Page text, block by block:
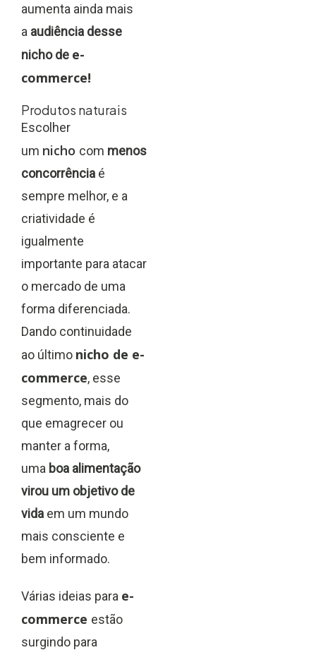
aumenta ainda mais
a audiência desse
nicho de e-
commerce!
Produtos naturais
Escolher
um nicho com menos
concorrência é
sempre melhor, e a
criatividade é
igualmente
importante para atacar
o mercado de uma
forma diferenciada.
Dando continuidade
ao último nicho de e-
commerce, esse
segmento, mais do
que emagrecer ou
manter a forma,
uma boa alimentação
virou um objetivo de
vida em um mundo
mais consciente e
bem informado.
Várias ideias para e-
commerce estão
surgindo para